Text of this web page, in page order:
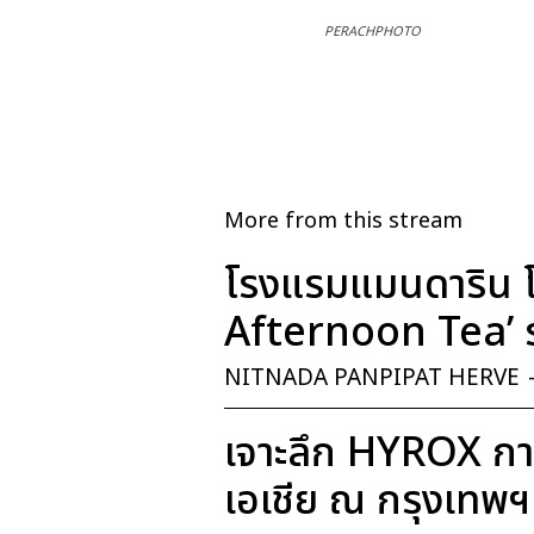
PERACHPHOTO
More from this stream
โรงแรมแมนดาริน
Afternoon
NITNADA PANPIPAT HERVE
เจาะลึก HYROX
เอเชีย ณ กรุงเทพฯ